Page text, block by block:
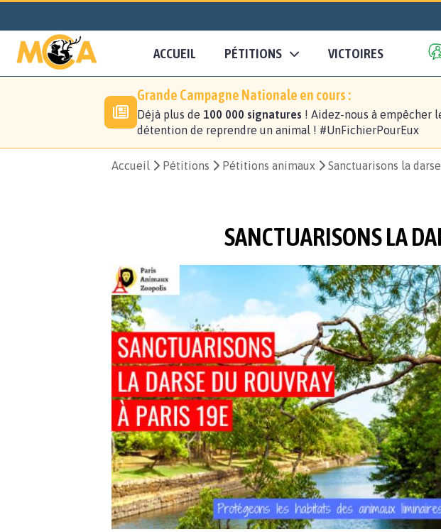
ACCUEIL PÉTITIONS VICTOIRES
Grande Campagne Nationale en cours :
Déjà plus de 100 000 signatures ! Aidez-nous à empêcher
détention de reprendre un animal ! #UnFichierPourEux
Accueil Pétitions Pétitions animaux Sanctuarisons la
SANCTUARISONS LA